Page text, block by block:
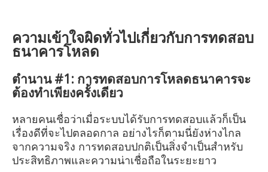
ความเข้าใจผิดทั่วไปเกี่ยวกับการทดสอบ
ธนาคารโหลด
ตำนาน #1: การทดสอบการโหลดธนาคารจะ
ต้องทำเพียงครั้งเดียว
หลายคนเชื่อว่าเมื่อระบบได้รับการทดสอบแล้วก็เป็น
เรื่องดีที่จะไปตลอดกาล อย่างไรก็ตามนี่ยังห่างไกล
จากความจริง การทดสอบปกติเป็นสิ่งจำเป็นสำหรับ
ประสิทธิภาพและความน่าเชื่อถือในระยะยาว